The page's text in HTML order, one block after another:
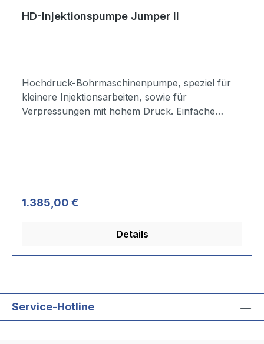
HD-Injektionspumpe Jumper II
Hochdruck-Bohrmaschinenpumpe, speziel für
kleinere Injektionsarbeiten, sowie für
Verpressungen mit hohem Druck. Einfache
Regulärer Preis:
1.385,00 €
Details
Service-Hotline